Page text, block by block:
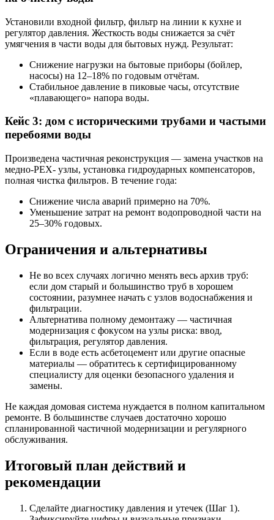
Установили входной фильтр, фильтр на линии к кухне и
регулятор давления. Жесткость воды снижается за счёт
умягчения в части воды для бытовых нужд. Результат:
Снижение нагрузки на бытовые приборы (бойлер,
насосы) на 12–18% по годовым отчётам.
Стабильное давление в пиковые часы, отсутствие
«плавающего» напора воды.
Кейс 3: дом с историческими трубами и частыми
перебоями воды
Произведена частичная реконструкция — замена участков на
медно-PEX- узлы, установка гидроударных компенсаторов,
полная чистка фильтров. В течение года:
Снижение числа аварий примерно на 70%.
Уменьшение затрат на ремонт водопроводной части на
25–30% годовых.
Ограничения и альтернативы
Не во всех случаях логично менять весь архив труб:
если дом старый и большинство труб в хорошем
состоянии, разумнее начать с узлов водоснабжения и
фильтрации.
Альтернатива полному демонтажу — частичная
модернизация с фокусом на узлы риска: ввод,
фильтрация, регулятор давления.
Если в воде есть асбетоцемент или другие опасные
материалы — обратитесь к сертифицированному
специалисту для оценки безопасного удаления и
замены.
Не каждая домовая система нуждается в полном капитальном
ремонте. В большинстве случаев достаточно хорошо
спланированной частичной модернизации и регулярного
обслуживания.
Итоговый план действий и
рекомендации
Сделайте диагностику давления и утечек (Шаг 1).